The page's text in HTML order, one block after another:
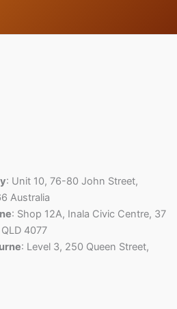
: Unit 10, 76-80 John Street,
Australia
: Shop 12A, Inala Civic Centre, 37
4077
: Level 3, 250 Queen Street,